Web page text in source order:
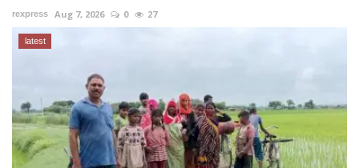
rexpress Aug 7, 2026 0 27
latest